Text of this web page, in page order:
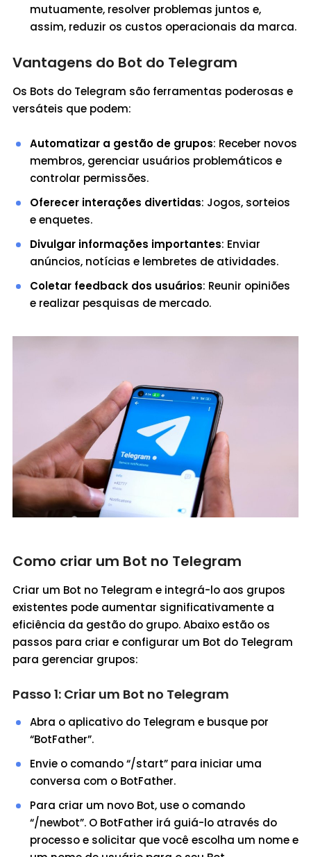
mutuamente, resolver problemas juntos e,
assim, reduzir os custos operacionais da marca.
Vantagens do Bot do Telegram
Os Bots do Telegram são ferramentas poderosas e
versáteis que podem:
Automatizar a gestão de grupos: Receber novos
membros, gerenciar usuários problemáticos e
controlar permissões.
Oferecer interações divertidas: Jogos, sorteios
e enquetes.
Divulgar informações importantes: Enviar
anúncios, notícias e lembretes de atividades.
Coletar feedback dos usuários: Reunir opiniões
e realizar pesquisas de mercado.
Como criar um Bot no Telegram
Criar um Bot no Telegram e integrá-lo aos grupos
existentes pode aumentar significativamente a
eficiência da gestão do grupo. Abaixo estão os
passos para criar e configurar um Bot do Telegram
para gerenciar grupos:
Passo 1: Criar um Bot no Telegram
Abra o aplicativo do Telegram e busque por
“BotFather”.
Envie o comando “/start” para iniciar uma
conversa com o BotFather.
Para criar um novo Bot, use o comando
“/newbot”. O BotFather irá guiá-lo através do
processo e solicitar que você escolha um nome e